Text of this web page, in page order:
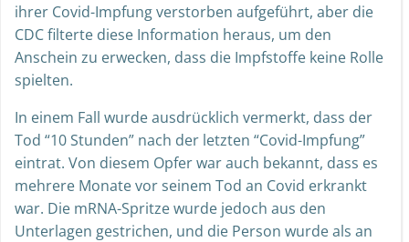
ihrer Covid-Impfung verstorben aufgeführt, aber die
CDC filterte diese Information heraus, um den
Anschein zu erwecken, dass die Impfstoffe keine Rolle
spielten.
In einem Fall wurde ausdrücklich vermerkt, dass der
Tod “10 Stunden” nach der letzten “Covid-Impfung”
eintrat. Von diesem Opfer war auch bekannt, dass es
mehrere Monate vor seinem Tod an Covid erkrankt
war. Die mRNA-Spritze wurde jedoch aus den
Unterlagen gestrichen, und die Person wurde als an